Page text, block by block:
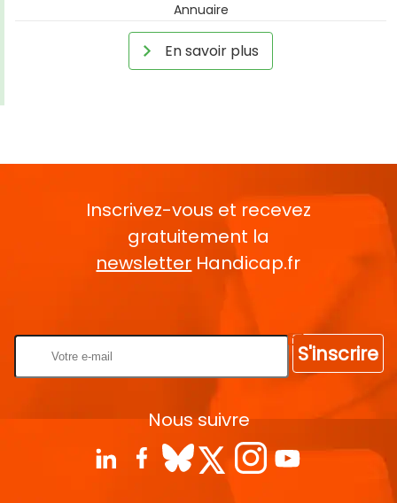
Annuaire
En savoir plus
Inscrivez-vous et recevez
gratuitement la
newsletter Handicap.fr
S'inscrire
Nous suivre